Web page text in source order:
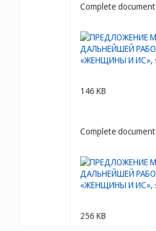
Complete document
146 KB
Complete document
256 KB